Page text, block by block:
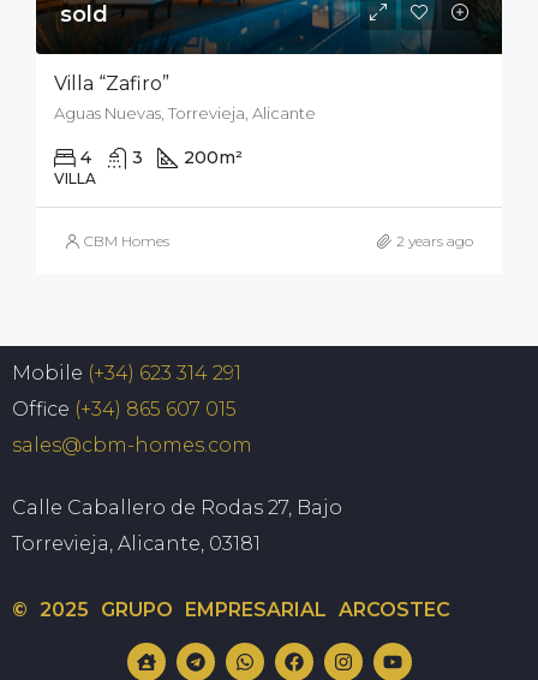
sold
Villa “Zafiro”
Aguas Nuevas, Torrevieja, Alicante
4 3 200m²
VILLA
CBM Homes 2 years ago
Mobile (+34) 623 314 291
Office (+34) 865 607 015
sales@cbm-homes.com
Calle Caballero de Rodas 27, Bajo
Torrevieja, Alicante, 03181
© 2025 GRUPO EMPRESARIAL ARCOSTEC